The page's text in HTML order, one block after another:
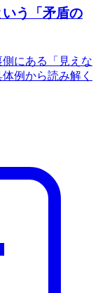
う「矛盾の
にある「見えな
例から読み解く